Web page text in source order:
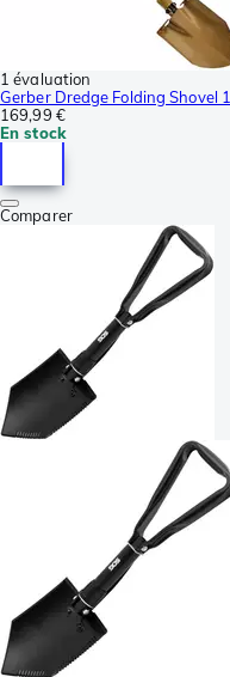
1 évaluation
Gerber Dredge Folding Shovel
169,99 €
En stock
Comparer